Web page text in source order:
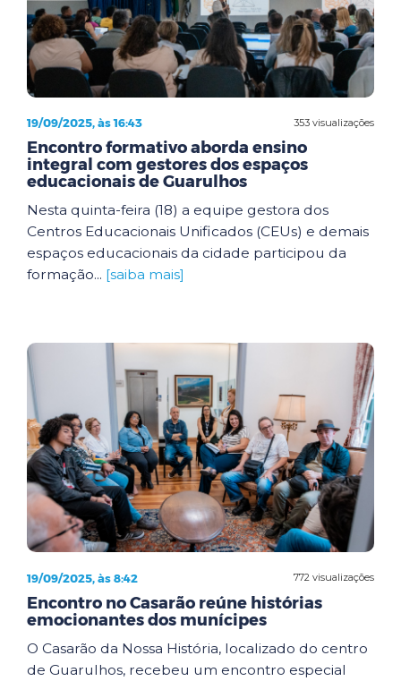
353 visualizações
19/09/2025, às 16:43
Encontro formativo aborda ensino
integral com gestores dos espaços
educacionais de Guarulhos
Nesta quinta-feira (18) a equipe gestora dos
Centros Educacionais Unificados (CEUs) e demais
espaços educacionais da cidade participou da
formação... [saiba mais]
772 visualizações
19/09/2025, às 8:42
Encontro no Casarão reúne histórias
emocionantes dos munícipes
O Casarão da Nossa História, localizado do centro
de Guarulhos, recebeu um encontro especial